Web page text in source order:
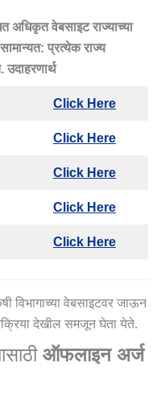
अधिकृत वेबसाइट राज्याच्या
प्रत्येक राज्य
Click Here
Click Here
Click Here
Click Here
Click Here
विभागाच्या वेबसाइटवर जाऊन
देखील समजून घेता येते.
ऑफलाइन अर्ज